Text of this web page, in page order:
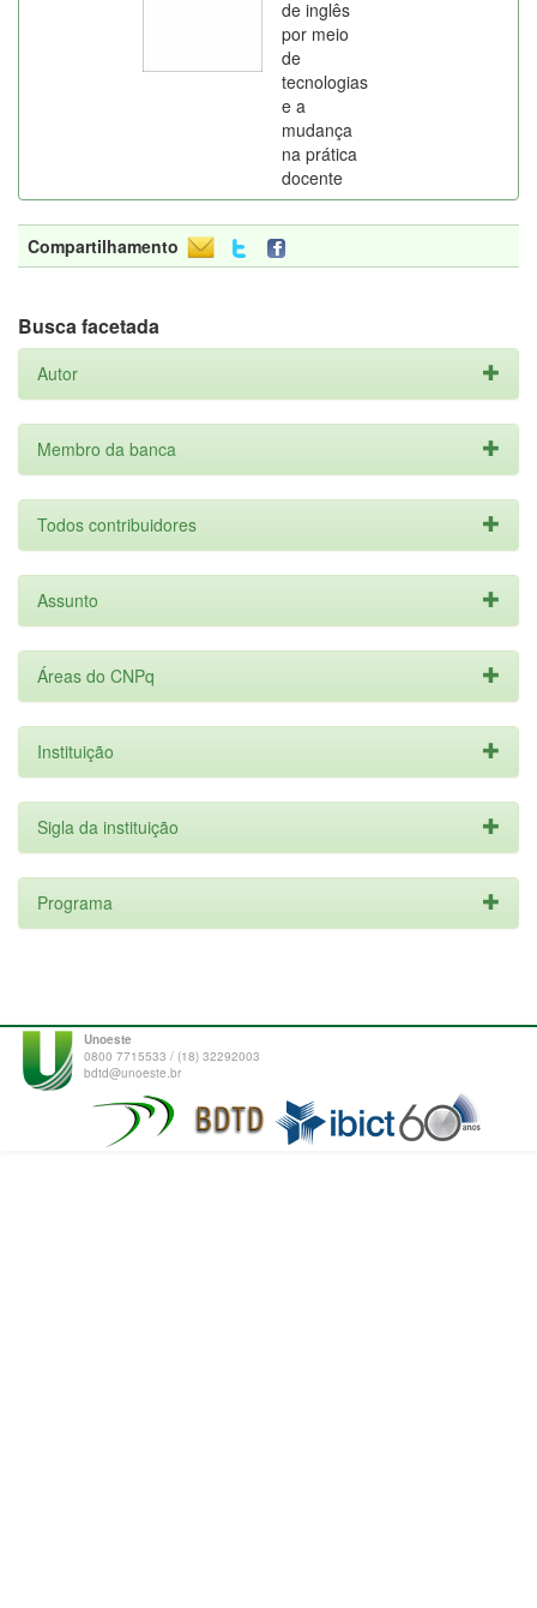
de inglês
por meio
de
tecnologias
e a
mudança
na prática
docente
Compartilhamento
Busca facetada
Autor
Membro da banca
Todos contribuidores
Assunto
Áreas do CNPq
Instituição
Sigla da instituição
Programa
Unoeste
0800 7715533 / (18) 32292003
bdtd@unoeste.br